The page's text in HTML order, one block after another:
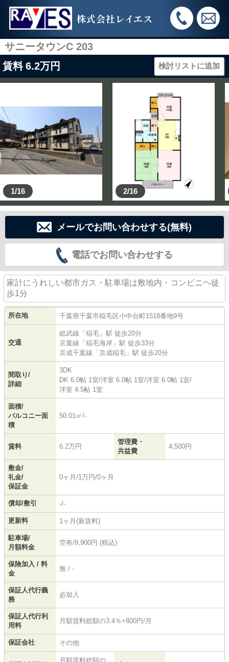
株式会社レイエス
サニータウンC 203
賃料 6.2万円 検討リストに追加
1/16 2/16
メールでお問い合わせする(無料)
電話でお問い合わせする
家計にうれしい都市ガス・駐車場は敷地内・コンビニヘ徒
歩1分
所在地 千葉県千葉市稲毛区小中台町1518番地9号
交通
総武線 「稲毛 」駅 徒歩20分
京葉線 「稲毛海岸 」駅 徒歩33分
京成千葉線 「京成稲毛 」駅 徒歩20分
間取り/
詳細
3DK
DK 6.0帖 1室/洋室 6.0帖 1室/洋室 6.0帖 1室/
洋室 4.5帖 1室
面積/
バルコニー面
積
50.01㎡/-
賃料 6.2万円
管理費・
共益費
4,500円
敷金/
礼金/
保証金
0ヶ月/1万円/0ヶ月
償却/敷引 -/-
更新料 1ヶ月(新賃料)
駐車場/
月額料金
空有/9,900円 (税込)
保険加入 / 料
金
無 / -
保証人代行義
務
必加入
保証人代行利
用料
月額賃料総額の3.4％+800円/月
保証会社 その他
月額賃料総額の